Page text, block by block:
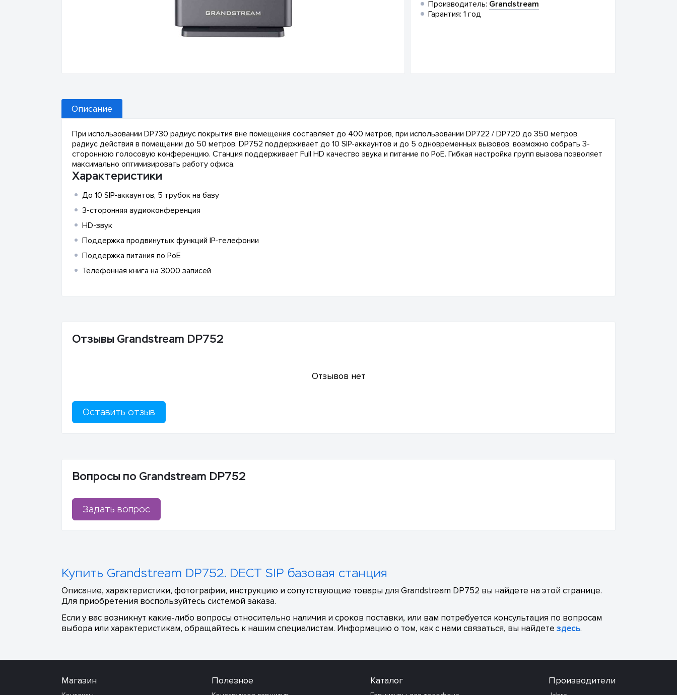
Производитель: Grandstream
Гарантия: 1 год
Описание
При использовании DP730 радиус покрытия вне помещения составляет до 400 метров, при использовании DP722 / DP720 до 350 метров,
радиус действия в помещении до 50 метров. DP752 поддерживает до 10 SIP-аккаунтов и до 5 одновременных вызовов, возможно собрать 3-
стороннюю голосовую конференцию. Станция поддерживает Full HD качество звука и питание по PoE. Гибкая настройка групп вызова позволяет
максимально оптимизировать работу офиса.
Характеристики
До 10 SIP-аккаунтов, 5 трубок на базу
3-сторонняя аудиоконференция
HD-звук
Поддержка продвинутых функций IP-телефонии
Поддержка питания по PoE
Телефонная книга на 3000 записей
Отзывы Grandstream DP752
Отзывов нет
Оставить отзыв
Вопросы по Grandstream DP752
Задать вопрос
Купить Grandstream DP752. DECT SIP базовая станция
Описание, характеристики, фотографии, инструкцию и сопутствующие товары для Grandstream DP752 вы найдете на этой странице.
Для приобретения воспользуйтесь системой заказа.
Если у вас возникнут какие-либо вопросы относительно наличия и сроков поставки, или вам потребуется консультация по вопросам
выбора или характеристикам, обращайтесь к нашим специалистам. Информацию о том, как с нами связаться, вы найдете здесь.
Магазин Полезное Каталог Производители